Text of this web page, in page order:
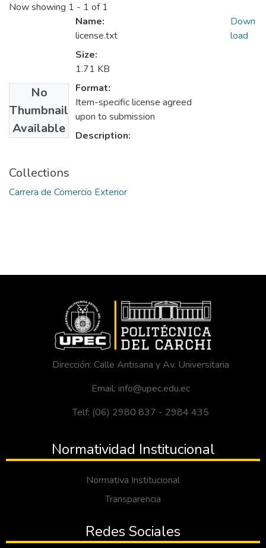
Now showing 1 - 1 of 1
No
Thumbnail
Available
Name:
license.txt
Size:
1.71 KB
Format:
Item-specific license agreed
upon to submission
Description:
Down
load
Collections
Carrera de Comercio Exterior
Dirección: Calle Antisana y Av. Universitaria
Email: info@upec.edu.ec
Telf: (06) 2980 837 - 2984 435
Normatividad Institucional
Normativa Institucional
Transparencia
Redes Sociales